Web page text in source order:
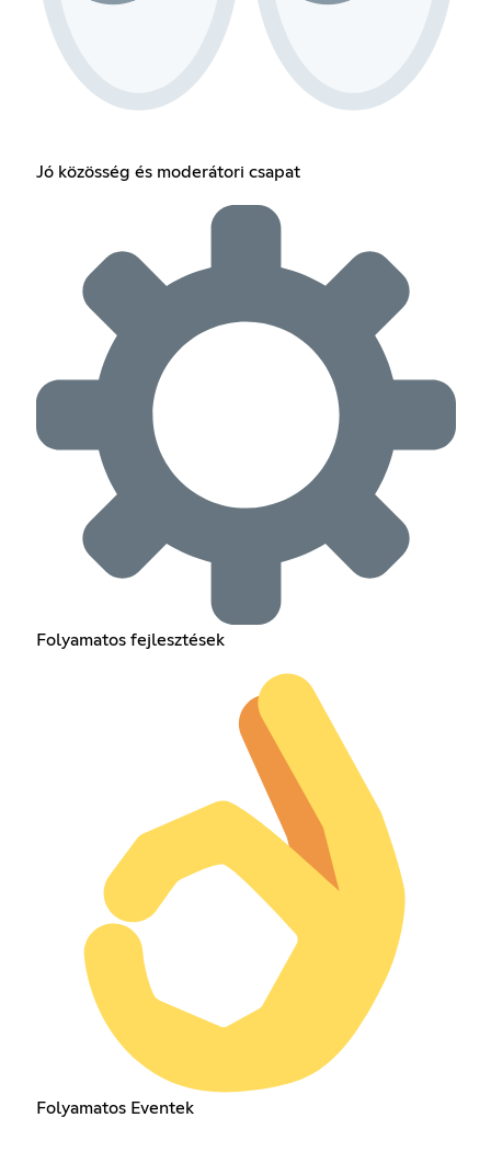
Jó közösség és moderátori csapat
Folyamatos fejlesztések
Folyamatos Eventek